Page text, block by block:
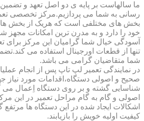
ما سالهاست بر پایه ی دو اصل تعهد و
رسانی به شما می پردازیم.مرکز تخصصی
بخش های مختلفی است که هریک از بخش
خود را دارد و به مدرن ترین امکانات مجهز
آسودگی خیال شما گرامیان این مرکز
تنها از قطعات اورجینال استفاده می
شما متقاضیان گرامی می باشد.
در نمایندگی تعمیر لپ تاپ پس از انجام
صحیح و اصولی دستگاه،اقدامات مورد نیاز
شناسایی گشته و بر روی دستگاه اِعمال می
اصولی و گام به گام مراحل تعمیر در این
اشکالات ایجاد شده در این دستگاه ها
کیفیت اولیه خویش را بازیابند.